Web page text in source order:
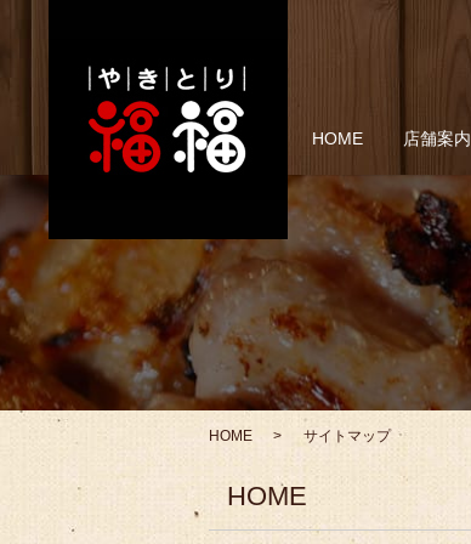
HOME 店舗案内
HOME サイトマップ
HOME